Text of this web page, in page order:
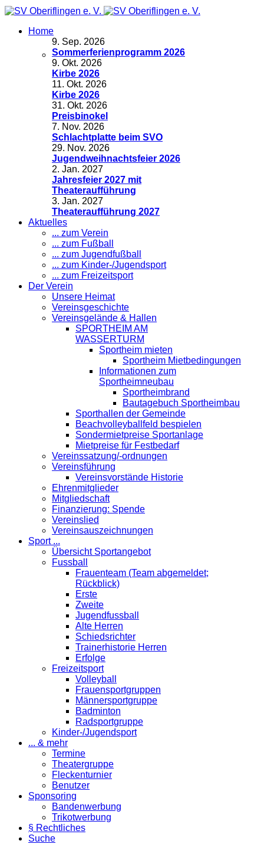
Home
9. Sep. 2026
Sommerferienprogramm 2026
9. Okt. 2026
Kirbe 2026
11. Okt. 2026
Kirbe 2026
31. Okt. 2026
Preisbinokel
7. Nov. 2026
Schlachtplatte beim SVO
29. Nov. 2026
Jugendweihnachtsfeier 2026
2. Jan. 2027
Jahresfeier 2027 mit
Theateraufführung
3. Jan. 2027
Theateraufführung 2027
Aktuelles
... zum Verein
... zum Fußball
... zum Jugendfußball
... zum Kinder-/Jugendsport
... zum Freizeitsport
Der Verein
Unsere Heimat
Vereinsgeschichte
Vereinsgelände & Hallen
SPORTHEIM AM
WASSERTURM
Sportheim mieten
Sportheim Mietbedingungen
Informationen zum
Sportheimneubau
Sportheimbrand
Bautagebuch Sportheimbau
Sporthallen der Gemeinde
Beachvolleyballfeld bespielen
Sondermietpreise Sportanlage
Mietpreise für Festbedarf
Vereinssatzung/-ordnungen
Vereinsführung
Vereinsvorstände Historie
Ehrenmitglieder
Mitgliedschaft
Finanzierung: Spende
Vereinslied
Vereinsauszeichnungen
Sport ...
Übersicht Sportangebot
Fussball
Frauenteam (Team abgemeldet;
Rückblick)
Erste
Zweite
Jugendfussball
Alte Herren
Schiedsrichter
Trainerhistorie Herren
Erfolge
Freizeitsport
Volleyball
Frauensportgruppen
Männersportgruppe
Badminton
Radsportgruppe
Kinder-/Jugendsport
... & mehr
Termine
Theatergruppe
Fleckenturnier
Benutzer
Sponsoring
Bandenwerbung
Trikotwerbung
§ Rechtliches
Suche